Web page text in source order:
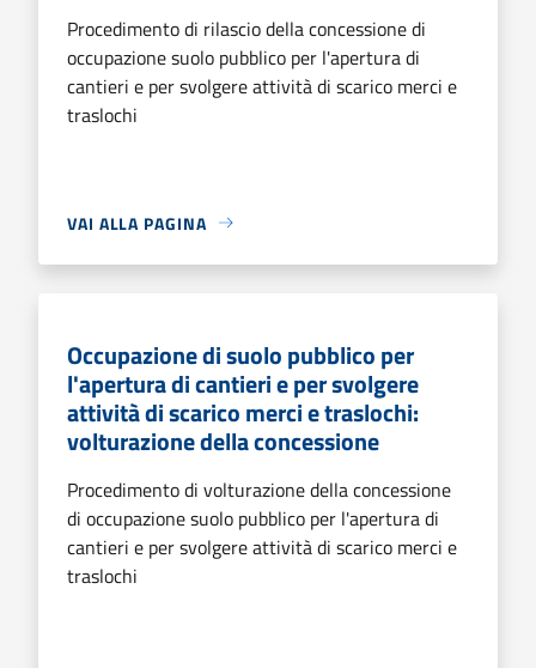
Procedimento di rilascio della concessione di
occupazione suolo pubblico per l'apertura di
cantieri e per svolgere attività di scarico merci e
traslochi
VAI ALLA PAGINA
Occupazione di suolo pubblico per
l'apertura di cantieri e per svolgere
attività di scarico merci e traslochi:
volturazione della concessione
Procedimento di volturazione della concessione
di occupazione suolo pubblico per l'apertura di
cantieri e per svolgere attività di scarico merci e
traslochi